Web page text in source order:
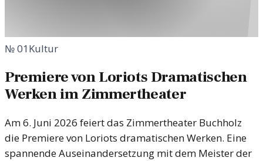
№01Kultur
Premiere von Loriots Dramatischen
Werken im Zimmertheater
Am 6. Juni 2026 feiert das Zimmertheater Buchholz
die Premiere von Loriots dramatischen Werken. Eine
spannende Auseinandersetzung mit dem Meister der